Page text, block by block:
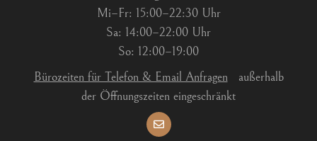
Mi–Fr: 15:00–22:30 Uhr
Sa: 14:00–22:00 Uhr
So: 12:00–19:00
Bürozeiten für Telefon & Email Anfragenaußerhalb
der Öffnungszeiten eingeschränkt